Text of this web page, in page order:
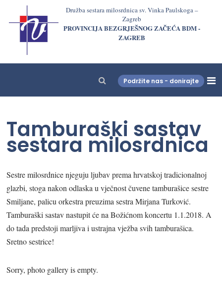
Družba sestara milosrdnica sv. Vinka Paulskoga –
Zagreb
PROVINCIJA BEZGRJEŠNOG ZAČEĆA BDM -
ZAGREB
Podržite nas - donirajte
Tamburaški sastav
sestara milosrdnica
Sestre milosrdnice njeguju ljubav prema hrvatskoj tradicionalnoj
glazbi, stoga nakon odlaska u vječnost čuvene tamburašice sestre
Smiljane, palicu orkestra preuzima sestra Mirjana Turković.
Tamburaški sastav nastupit će na Božićnom koncertu 1.1.2018. A
do tada predstoji marljiva i ustrajna vježba svih tamburašica.
Sretno sestrice!
Sorry, photo gallery is empty.